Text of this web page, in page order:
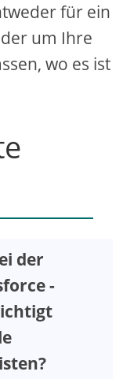
für ein
um Ihre
wo es ist
der
-